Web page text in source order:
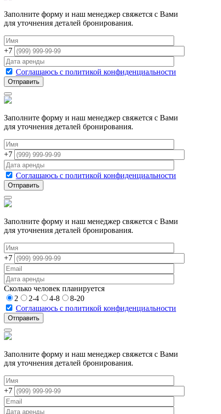
Заполните форму и наш менеджер свяжется с Вами
для уточнения деталей бронирования.
+7
Соглашаюсь с политикой конфиденциальности
Заполните форму и наш менеджер свяжется с Вами
для уточнения деталей бронирования.
+7
Соглашаюсь с политикой конфиденциальности
Заполните форму и наш менеджер свяжется с Вами
для уточнения деталей бронирования.
+7
Сколько человек планируется
2
2-4 4-8
8-20
Соглашаюсь с политикой конфиденциальности
Заполните форму и наш менеджер свяжется с Вами
для уточнения деталей бронирования.
+7